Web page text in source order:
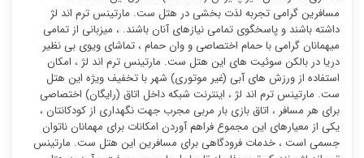
مسافرین گرامی تجربه لذت بخشی در هتل ست. مارتینس ترم اند لژ
داشته باشند و پاسخگوی تمامی نیازهای آنان باشند. ، میزبانی از تمامی
میهمانان گرامی با حمام اختصاصی و وان حمام ، تماشای ویوی بی نظیر
دریا در بالکن سوئیت ‌های این هتل ست. مارتینس ترم اند لژ ، امکان
استفاده از ورزش های آبی (غیر موتوری) شهر با تخفیف ویژه این هتل
ست. مارتینس ترم اند لژ ، اینترنت شبکه داخل اتاق (رایگان) اختصاصی
برای هر مسافر ، اتاق بازی بار مربی مجرب جهت نگهداری از کودکانتان ،
یکی از معیارهای این مجموع فراهم آوردن امکانات برای مهمانان ناتوان
جسمی است ، خدمات فرودگاهی برای مسافرین این هتل ست. مارتینس